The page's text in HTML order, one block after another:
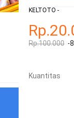
KELTOTO -
Rp.100.000 -
Kuantitas